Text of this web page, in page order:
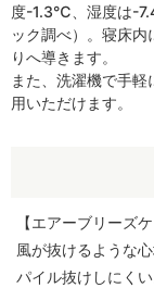
【エアーブリーズケ
風が抜けるような心
パイル抜けしにく
度-1.3℃、湿度は-
ック調べ）。寝床
りへ導きます。
また、洗濯機で手
用いただけます。